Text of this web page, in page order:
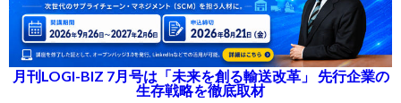
月刊LOGI-BIZ 7月号は「未来を創る輸送改革」 先行企業の
生存戦略を徹底取材